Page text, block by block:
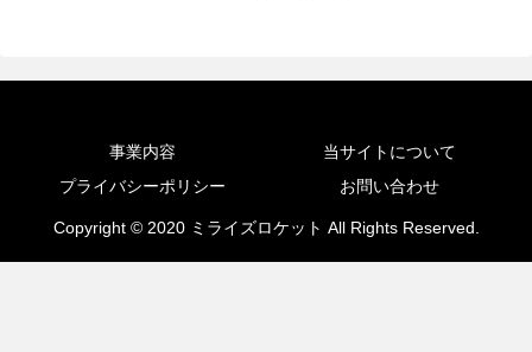
事業内容
当サイトについて
プライバシーポリシー
お問い合わせ
Copyright © 2020 ミライズロケット All Rights Reserved.